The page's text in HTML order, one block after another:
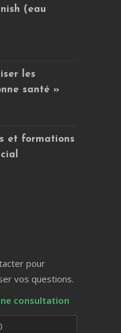
(eau
les
santé »
et formations
pour
vos questions.
consultation